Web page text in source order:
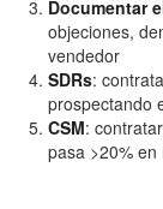
Documentar
objeciones,
vendedor
SDRs:
prospectando
CSM:
pasa >20% en